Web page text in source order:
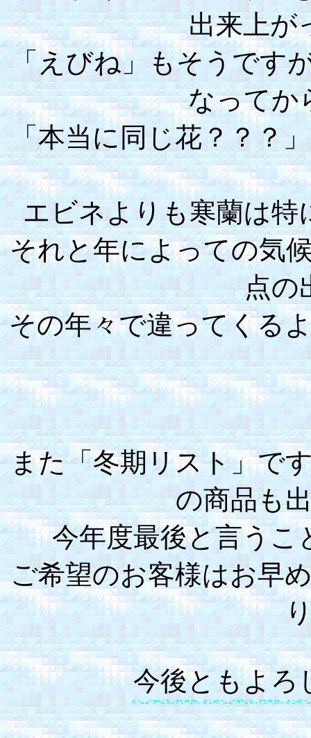
出来上が
「えびね」もそうです
なってか
「本当に同じ花？？？
エビネよりも寒蘭は特
それと年によっての気
点の
その年々で違ってくる
また「冬期リスト」で
の商品も
今年度最後と言うこ
ご希望のお客様はお早
今後ともよろ